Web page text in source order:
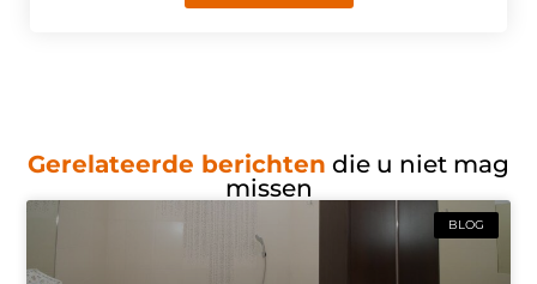
Gerelateerde berichten die u niet mag
missen
BLOG